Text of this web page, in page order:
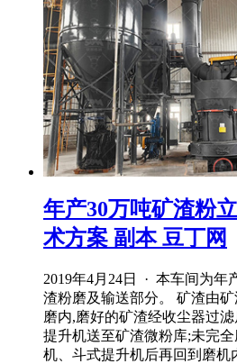
年产30万吨矿渣粉
术方案 副本 豆丁网
2019年4月24日 · 本车间为年
渣粉磨及输送部分。 矿渣由
磨内,磨好的矿渣经收尘器过
提升机送至矿渣微粉库;未完
机、斗式提升机后再回到磨机